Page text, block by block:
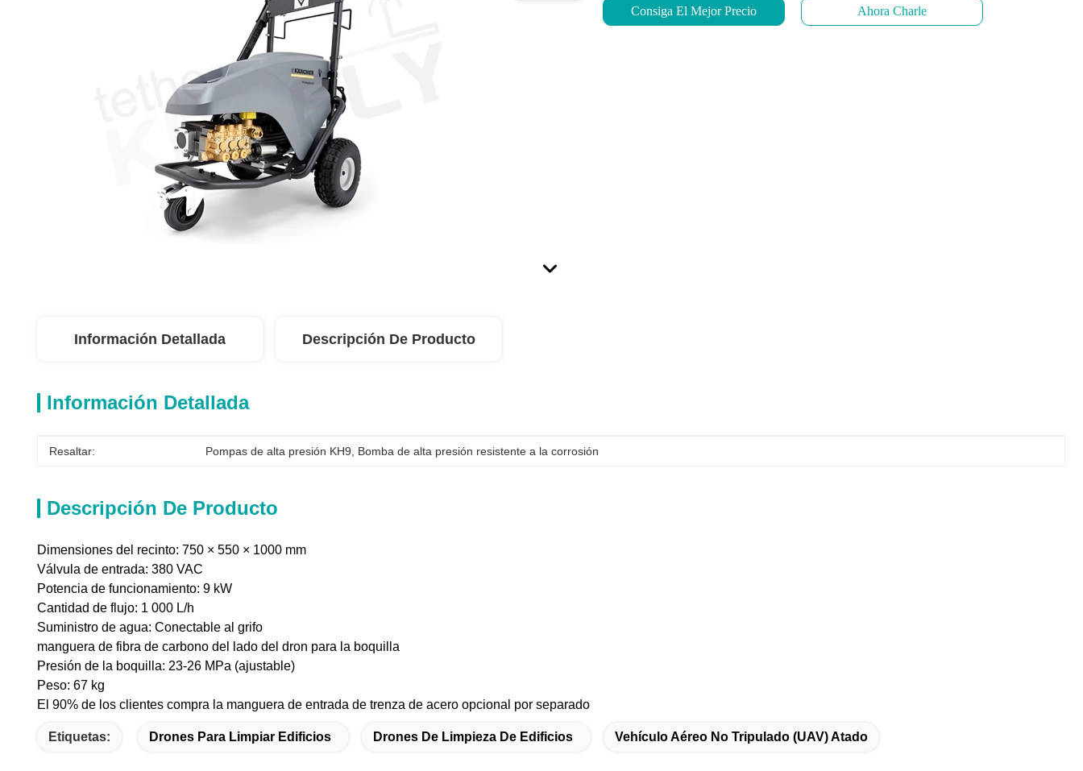
Consiga El Mejor Precio Ahora Charle
Información Detallada Descripción De Producto
Información Detallada
Resaltar: Pompas de alta presión KH9 Bomba de alta presión resistente a la corrosión
Descripción De Producto
Dimensiones del recinto: 750 × 550 × 1000 mm
Válvula de entrada: 380 VAC
Potencia de funcionamiento: 9 kW
Cantidad de flujo: 1 000 L/h
Suministro de agua: Conectable al grifo
manguera de fibra de carbono del lado del dron para la boquilla
Presión de la boquilla: 23-26 MPa (ajustable)
Peso: 67 kg
El 90% de los clientes compra la manguera de entrada de trenza de acero opcional por separado
Etiquetas: Drones Para Limpiar Edificios Drones De Limpieza De Edificios Vehículo Aéreo No Tripulado (UAV) Atado